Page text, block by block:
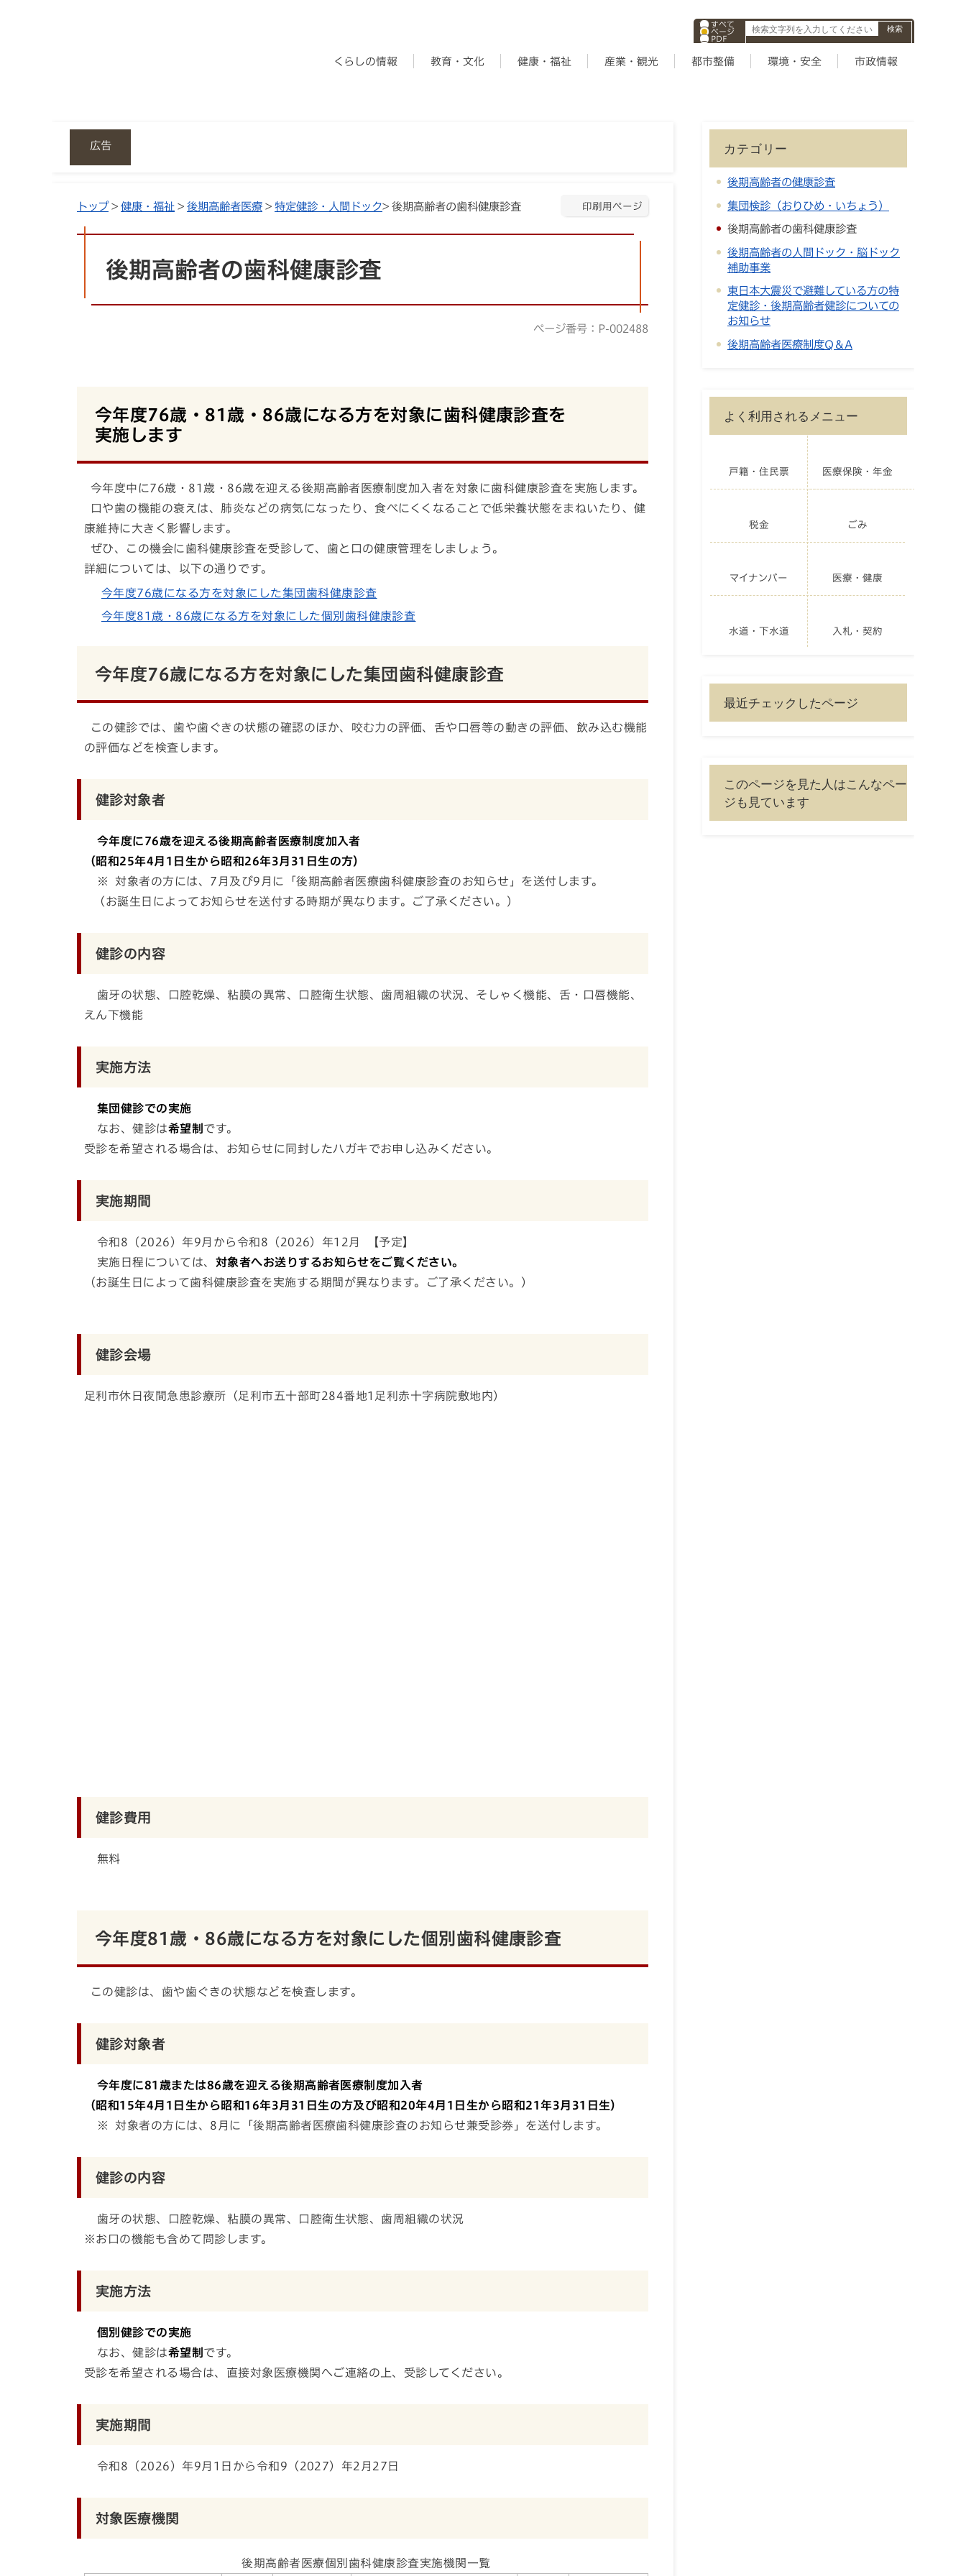
すべて
ページ
PDF
ID
くらしの情報 教育・文化 健康・福祉 産業・観光 都市整備 環境・安全 市政情報
広告
印刷用ページ
トップ> 健康・福祉 > 後期高齢者医療 > 特定健診・人間ドック> 後期高齢者の歯科健康診査
後期高齢者の歯科健康診査
ページ番号：P-002488
今年度76歳・81歳・86歳になる方を対象に歯科健康診査を
実施します
今年度中に76歳・81歳・86歳を迎える後期高齢者医療制度加入者を対象に歯科健康診査を実施します。
口や歯の機能の衰えは、肺炎などの病気になったり、食べにくくなることで低栄養状態をまねいたり、健
康維持に大きく影響します。
ぜひ、この機会に歯科健康診査を受診して、歯と口の健康管理をしましょう。
詳細については、以下の通りです。
今年度76歳になる方を対象にした集団歯科健康診査
今年度81歳・86歳になる方を対象にした個別歯科健康診査
今年度76歳になる方を対象にした集団歯科健康診査
この健診では、歯や歯ぐきの状態の確認のほか、咬む力の評価、舌や口唇等の動きの評価、飲み込む機能
の評価などを検査します。
健診対象者
今年度に76歳を迎える後期高齢者医療制度加入者
（昭和25年4月1日生から昭和26年3月31日生の方）
※ 対象者の方には、7月及び9月に「後期高齢者医療歯科健康診査のお知らせ」を送付します。
（お誕生日によってお知らせを送付する時期が異なります。ご了承ください。）
健診の内容
歯牙の状態、口腔乾燥、粘膜の異常、口腔衛生状態、歯周組織の状況、そしゃく機能、舌・口唇機能、
えん下機能
実施方法
集団健診での実施
なお、健診は希望制 です。
受診を希望される場合は、お知らせに同封したハガキでお申し込みください。
実施期間
令和8（2026）年9月から令和8（2026）年12月 【予定】
実施日程については、 対象者へお送りするお知らせをご覧ください。
（お誕生日によって歯科健康診査を実施する期間が異なります。 ご了承ください。）
健診会場
足利市休日夜間急患診療所（足利市五十部町284番地1足利赤十字病院敷地内）
健診費用
無料
今年度81歳・86歳になる方を対象にした個別歯科健康診査
この健診は、歯や歯ぐきの状態などを検査します。
健診対象者
今年度に81歳または86歳を迎える後期高齢者医療制度加入者
（昭和15年4月1日生から昭和16年3月31日生の方及び昭和20年4月1日生から昭和21年3月31日生）
※ 対象者の方には、8月に「後期高齢者医療歯科健康診査のお知らせ兼受診券」を送付します。
健診の内容
歯牙の状態、口腔乾燥、粘膜の異常、口腔衛生状態、歯周組織の状況
※お口の機能も含めて問診します。
実施方法
個別健診での実施
なお、健診は希望制 です。
受診を希望される場合は、直接対象医療機関へご連絡の上、受診してください。
実施期間
令和8（2026）年9月1日から令和9（2027）年2月27日
対象医療機関
後期高齢者医療個別歯科健康診査実施機関一覧
カテゴリー
後期高齢者の健康診査
集団検診（おりひめ・いちょう）
後期高齢者の歯科健康診査
後期高齢者の人間ドック・脳ドック
補助事業
東日本大震災で避難している方の特
定健診・後期高齢者健診についての
お知らせ
後期高齢者医療制度Q＆A
よく利用されるメニュー
戸籍・住民票 医療保険・年金
税金 ごみ
マイナンバー 医療・健康
水道・下水道 入札・契約
最近チェックしたページ
このページを見た人はこんなペー
ジも見ています